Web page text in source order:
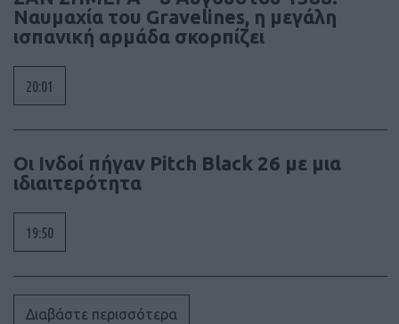
Ναυμαχία του Gravelines, η μεγάλη
ισπανική αρμάδα σκορπίζει
20:01
Οι Ινδοί πήγαν Pitch Black 26 με μια
ιδιαιτερότητα
19:50
Διαβάστε περισσότερα